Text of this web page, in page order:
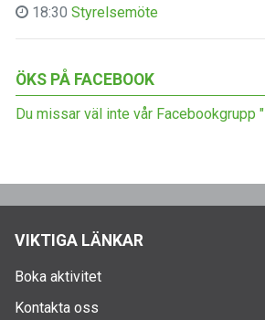
18:30 Styrelsemöte
ÖKS PÅ FACEBOOK
Du missar väl inte vår Facebookgrupp "
VIKTIGA LÄNKAR
Boka aktivitet
Kontakta oss